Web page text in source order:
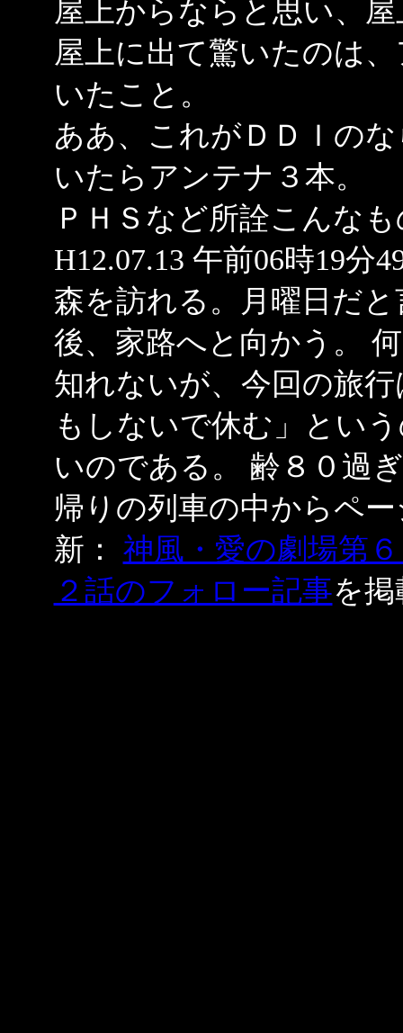
屋上からならと思い、
屋上に出て驚いたのは
いたこと。
ああ、これがＤＤＩの
いたらアンテナ３本。
ＰＨＳなど所詮こんな
H12.07.13 午前06時19
森を訪れる。月曜日だ
後、家路へと向かう。
知れないが、今回の旅
もしないで休む」とい
いのである。 齢８０過
帰りの列車の中からペ
新： 神風・愛の劇場第
２話のフォロー記事を掲